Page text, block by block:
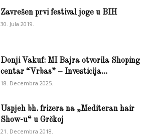
Zavrešen prvi festival joge u BIH
30. Jula 2019.
Donji Vakuf: MI Bajra otvorila Shoping
centar “Vrbas” – Investicija...
18. Decembra 2025.
Uspjeh bh. frizera na „Mediteran hair
Show-u“ u Grčkoj
21. Decembra 2018.